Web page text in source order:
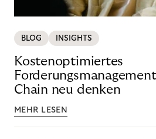
BLOG INSIGHTS
Kostenoptimiertes
Chain neu denken
MEHR LESEN